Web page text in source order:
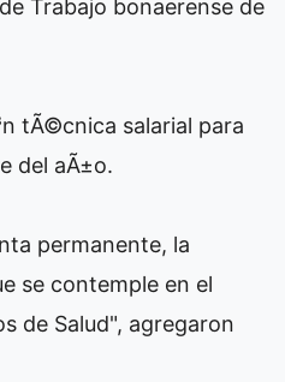
Trabajo bonaerense de
tÃ©cnica salarial para
del aÃ±o.
permanente, la
se contemple en el
de Salud", agregaron